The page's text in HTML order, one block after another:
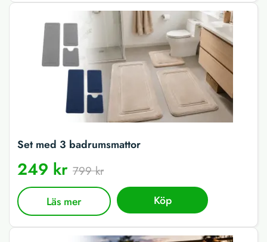
Set med 3 badrumsmattor
249 kr 799 kr
Läs mer Köp